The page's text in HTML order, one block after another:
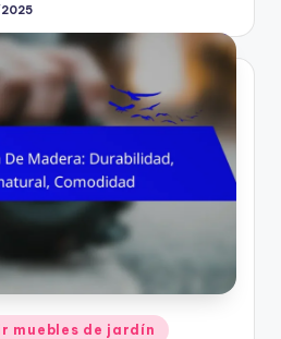
muebles de jardín